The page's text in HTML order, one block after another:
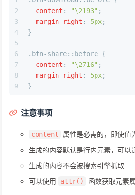
2
3
4
5
6
7
8
9
content : "\2193" ;
margin-right : 5px;
}
.btn-share::before {
content : "\2716" ;
margin-right : 5px;
}
注意事项
content 属性是必需的，即使值
生成的内容默认是行内元素，可以
生成的内容不会被搜索引擎抓取
可以使用
attr() 函数获取元素